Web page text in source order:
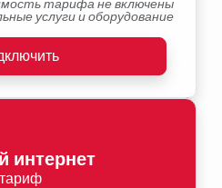
тарифа не включены
услуги и оборудование
интернет